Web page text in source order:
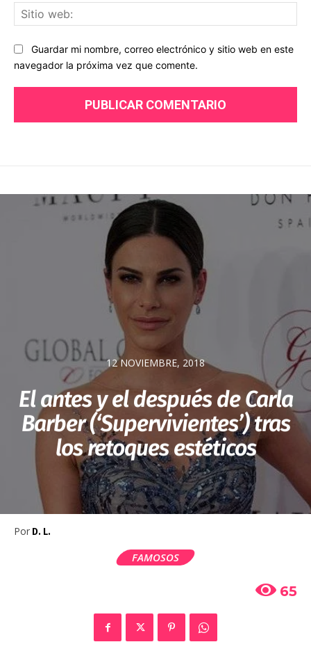
Guardar mi nombre, correo electrónico y sitio web en este
navegador la próxima vez que comente.